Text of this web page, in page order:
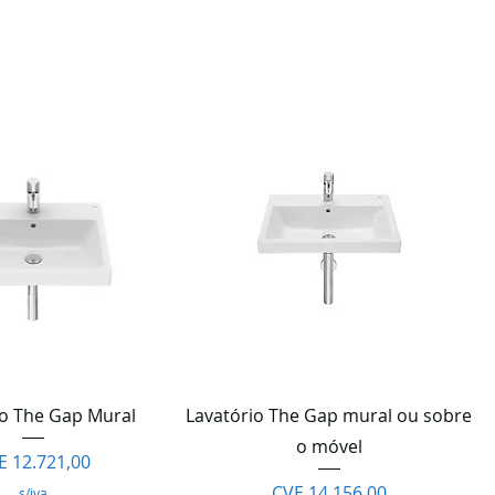
rápida
The Gap Mural
12.721,00
Visualização rápida
Lavatório The Gap mural ou sobre
o móvel